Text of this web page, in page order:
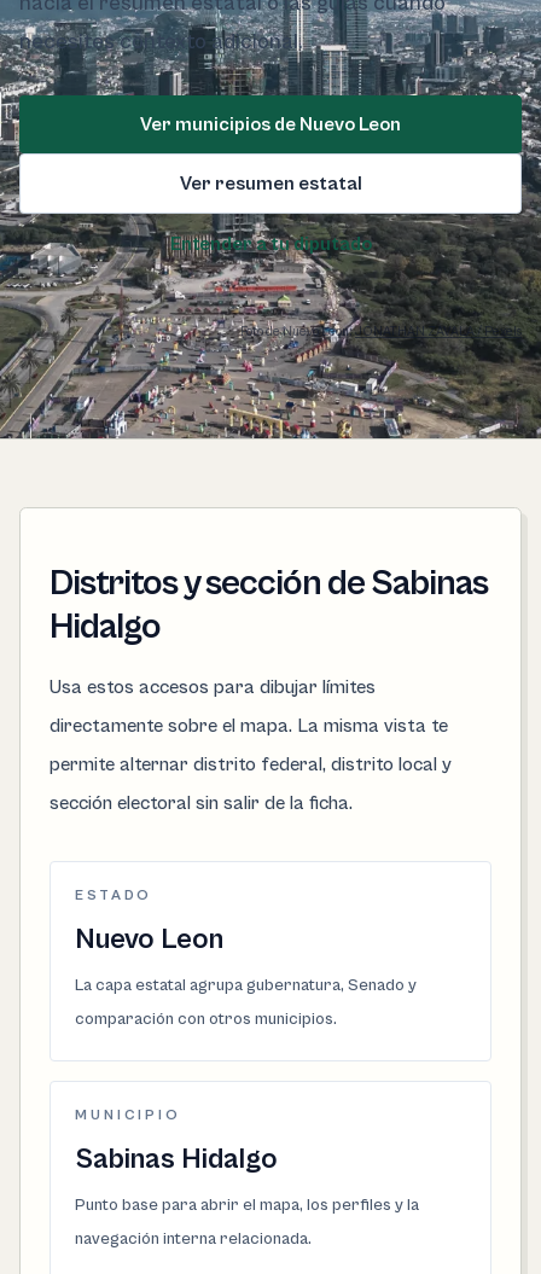
necesites contexto adicional.
Ver municipios de Nuevo Leon
Ver resumen estatal
Entender a tu diputado
Foto de Nuevo Leon:JONATHAN ZAVALA / Pexels
Distritos y sección de Sabinas
Hidalgo
Usa estos accesos para dibujar límites
directamente sobre el mapa. La misma vista te
permite alternar distrito federal, distrito local y
sección electoral sin salir de la ficha.
ESTADO
Nuevo Leon
La capa estatal agrupa gubernatura, Senado y
comparación con otros municipios.
MUNICIPIO
Sabinas Hidalgo
Punto base para abrir el mapa, los perfiles y la
navegación interna relacionada.